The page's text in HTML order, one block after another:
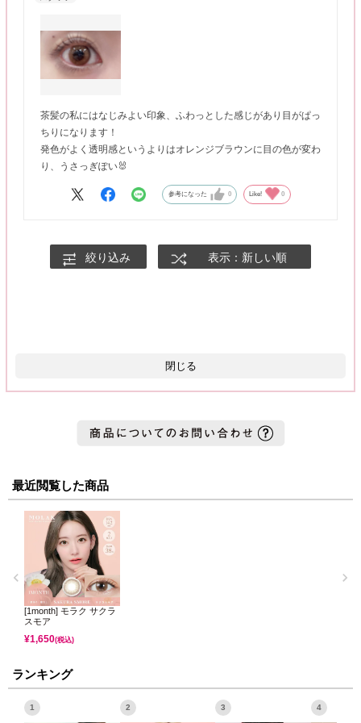
茶髪の私にはなじみよい印象、ふわっとした感じがあり目がぱっ
ちりになります！
発色がよく透明感というよりはオレンジブラウンに目の色が変わ
り、うさっぎぽい🐰
参考になった 0 Like! 0
絞り込み 表示：新しい順
閉じる
最近閲覧した商品
[1month] モラク サクラ
スモア
¥1,650(税込)
ランキング
1 2 3 4